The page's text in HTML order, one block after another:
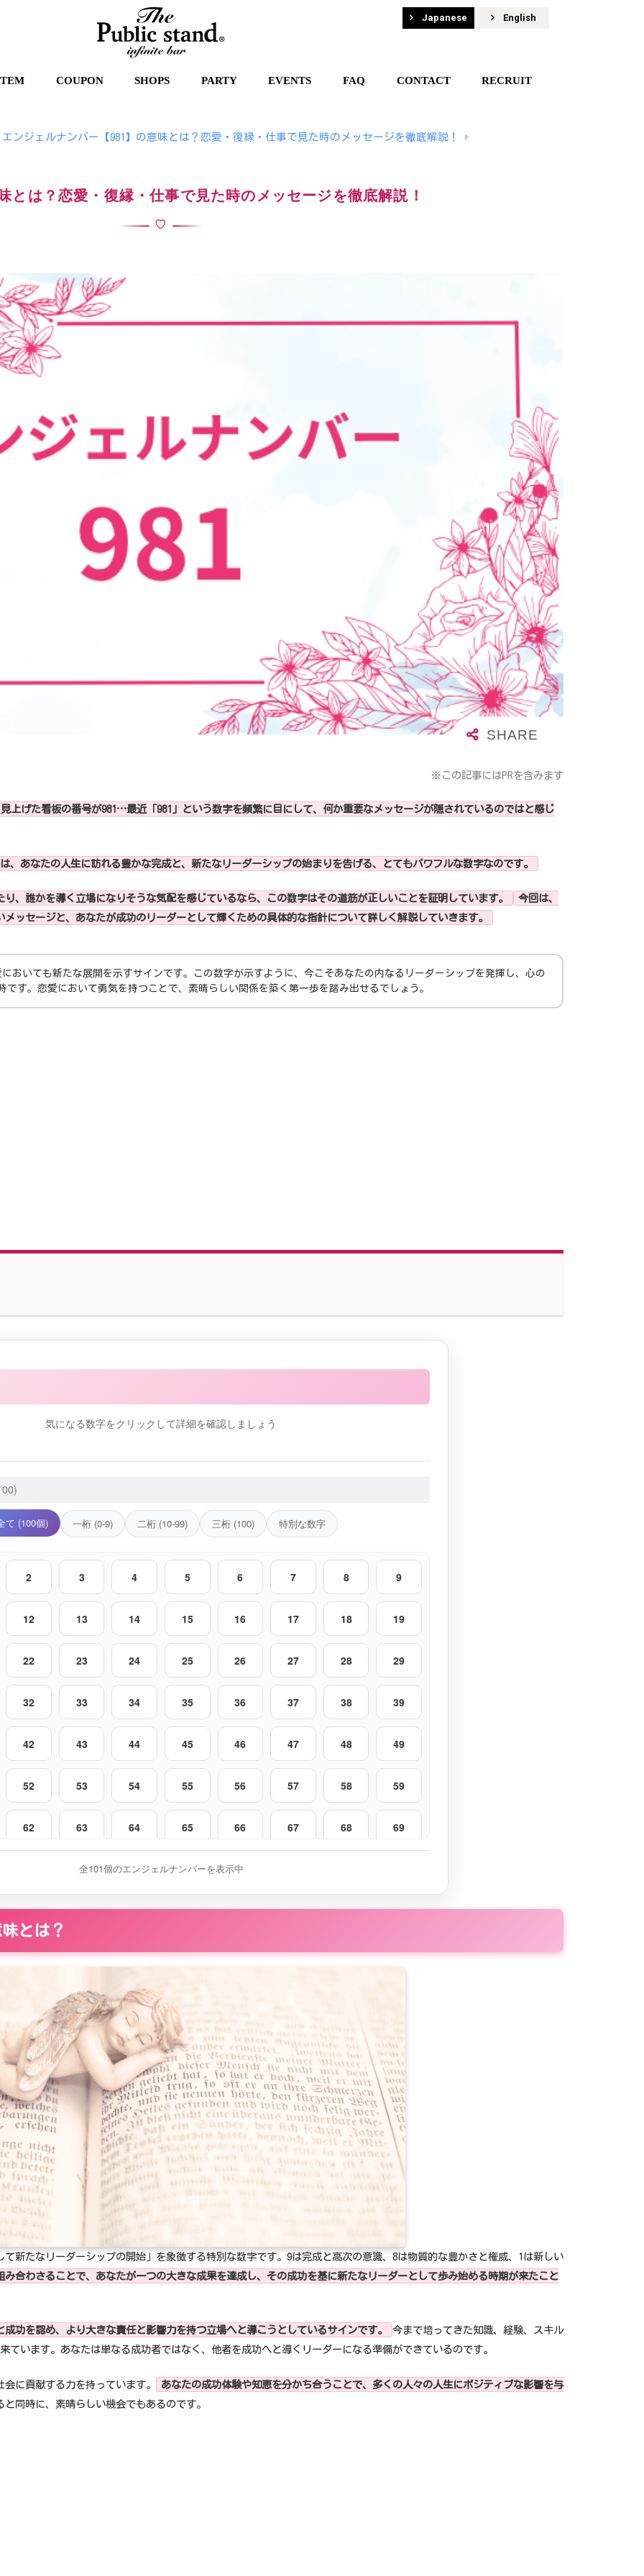
Japanese English
COUPON SHOPS PARTY EVENTS FAQ CONTACT RECRUIT
エンジェルナンバー【981】の意味とは？恋愛・復縁・仕事で見た時のメッセージを徹底解説！
とは？恋愛・復縁・仕事で見た時のメッセージを徹底解説！
※この記事にはPRを含みます
上げた看板の番号が981…最近「981」という数字を頻繁に目にして、何か重要なメッセージが隠されているのではと感じ
、あなたの人生に訪れる豊かな完成と、新たなリーダーシップの始まりを告げる、とてもパワフルな数字なのです。
、誰かを導く立場になりそうな気配を感じているなら、この数字はその道筋が正しいことを証明しています。
今回は、
ッセージと、あなたが成功のリーダーとして輝くための具体的な指針について詳しく解説していきます。
おいても新たな展開を示すサインです。この数字が示すように、今こそあなたの内なるリーダーシップを発揮し、心の
です。恋愛において勇気を持つことで、素晴らしい関係を築く第一歩を踏み出せるでしょう。
気になる数字をクリックして詳細を確認しましょう
て (100個) 一桁 (0-9) 二桁 (10-99) 三桁 (100) 特別な数字
2 3 4 5 6 7 8 9
12 13 14 15 16 17 18 19
22 23 24 25 26 27 28 29
32 33 34 35 36 37 38 39
42 43 44 45 46 47 48 49
52 53 54 55 56 57 58 59
62 63 64 65 66 67 68 69
73 74 75 76
82 83 84 85 86 87 88 89
92 93 94 95 96 97 98 99
全101個のエンジェルナンバーを表示中
とは？
新たなリーダーシップの開始」を象徴する特別な数字です。9は完成と高次の意識、8は物質的な豊かさと権威、1は新しい
み合わさることで、あなたが一つの大きな成果を達成し、その成功を基に新たなリーダーとして歩み始める時期が来たこと
功を認め、より大きな責任と影響力を持つ立場へと導こうとしているサインです。
今まで培ってきた知識、経験、スキル
ています。あなたは単なる成功者ではなく、他者を成功へと導くリーダーになる準備ができているのです。
に貢献する力を持っています。
あなたの成功体験や知恵を分かち合うことで、多くの人々の人生にポジティブな影響を与
同時に、素晴らしい機会でもあるのです。